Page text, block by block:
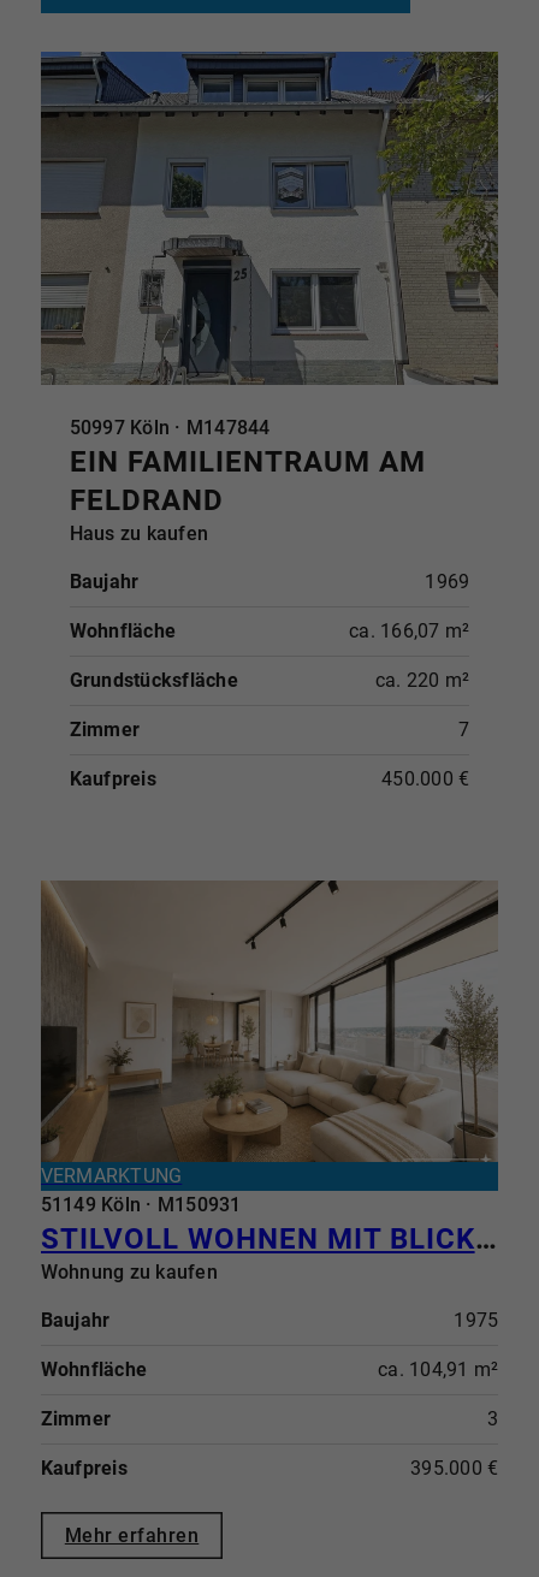
50997 Köln · M147844
EIN FAMILIENTRAUM AM
FELDRAND
Haus zu kaufen
Baujahr 1969
Wohnfläche ca. 166,07 m²
Grundstücksfläche ca. 220 m²
Zimmer 7
Kaufpreis 450.000 €
VERMARKTUNG
51149 Köln · M150931
STILVOLL WOHNEN MIT BLICK INS SIEBENGEBIRGE - ANKOMMEN UND WOHLFÜHLEN
Wohnung zu kaufen
Baujahr 1975
Wohnfläche ca. 104,91 m²
Zimmer 3
Kaufpreis 395.000 €
Mehr erfahren